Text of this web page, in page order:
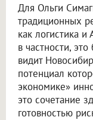
Для Ольги
традиционных
как логистика
в частности,
видит
потенциал
экономике»
это сочетание
готовностью